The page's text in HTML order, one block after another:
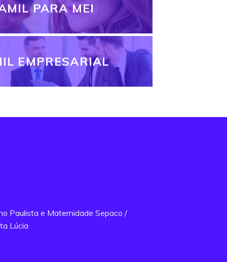
PARA MEI
EMPRESARIAL
Paulista e Maternidade Sepaco /
Lúcia